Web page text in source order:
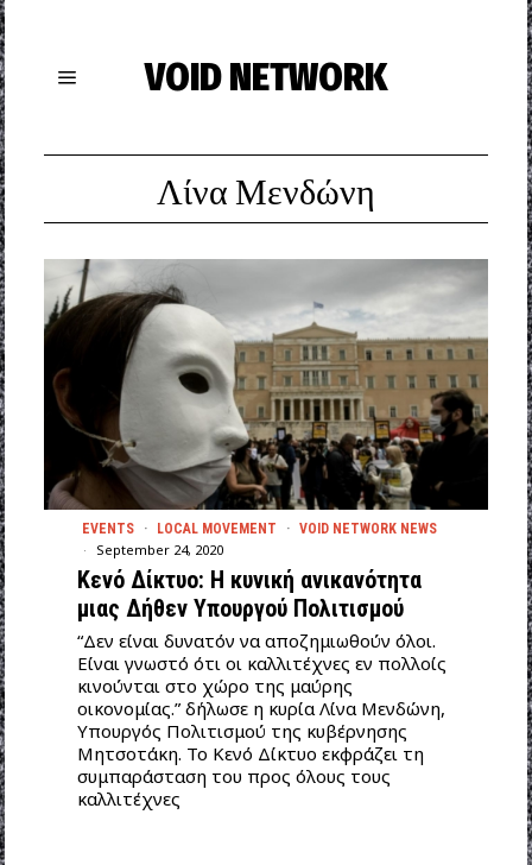
VOID NETWORK
Λίνα Μενδώνη
EVENTS · LOCAL MOVEMENT · VOID NETWORK NEWS
September 24, 2020
Κενό Δίκτυο: Η κυνική ανικανότητα
μιας Δήθεν Υπουργού Πολιτισμού
“Δεν είναι δυνατόν να αποζημιωθούν όλοι.
Είναι γνωστό ότι οι καλλιτέχνες εν πολλοίς
κινούνται στο χώρο της μαύρης
οικονομίας.” δήλωσε η κυρία Λίνα Μενδώνη,
Υπουργός Πολιτισμού της κυβέρνησης
Μητσοτάκη. Το Κενό Δίκτυο εκφράζει τη
συμπαράσταση του προς όλους τους
καλλιτέχνες